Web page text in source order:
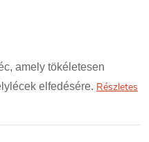
amely tökéletesen
elfedésére. Részletes